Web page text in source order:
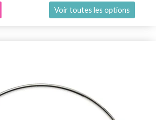
Voir toutes les options